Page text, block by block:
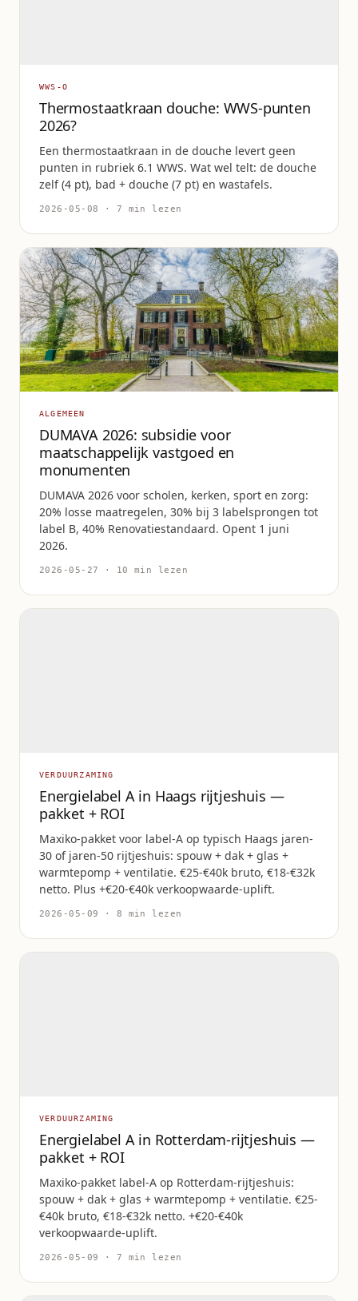
WWS-O
Thermostaatkraan douche: WWS-punten
2026?
Een thermostaatkraan in de douche levert geen
punten in rubriek 6.1 WWS. Wat wel telt: de douche
zelf (4 pt), bad + douche (7 pt) en wastafels.
2026-05-08 · 7 min lezen
ALGEMEEN
DUMAVA 2026: subsidie voor
maatschappelijk vastgoed en
monumenten
DUMAVA 2026 voor scholen, kerken, sport en zorg:
20% losse maatregelen, 30% bij 3 labelsprongen tot
label B, 40% Renovatiestandaard. Opent 1 juni
2026.
2026-05-27 · 10 min lezen
VERDUURZAMING
Energielabel A in Haags rijtjeshuis —
pakket + ROI
Maxiko-pakket voor label-A op typisch Haags jaren-
30 of jaren-50 rijtjeshuis: spouw + dak + glas +
warmtepomp + ventilatie. €25-€40k bruto, €18-€32k
netto. Plus +€20-€40k verkoopwaarde-uplift.
2026-05-09 · 8 min lezen
VERDUURZAMING
Energielabel A in Rotterdam-rijtjeshuis —
pakket + ROI
Maxiko-pakket label-A op Rotterdam-rijtjeshuis:
spouw + dak + glas + warmtepomp + ventilatie. €25-
€40k bruto, €18-€32k netto. +€20-€40k
verkoopwaarde-uplift.
2026-05-09 · 7 min lezen